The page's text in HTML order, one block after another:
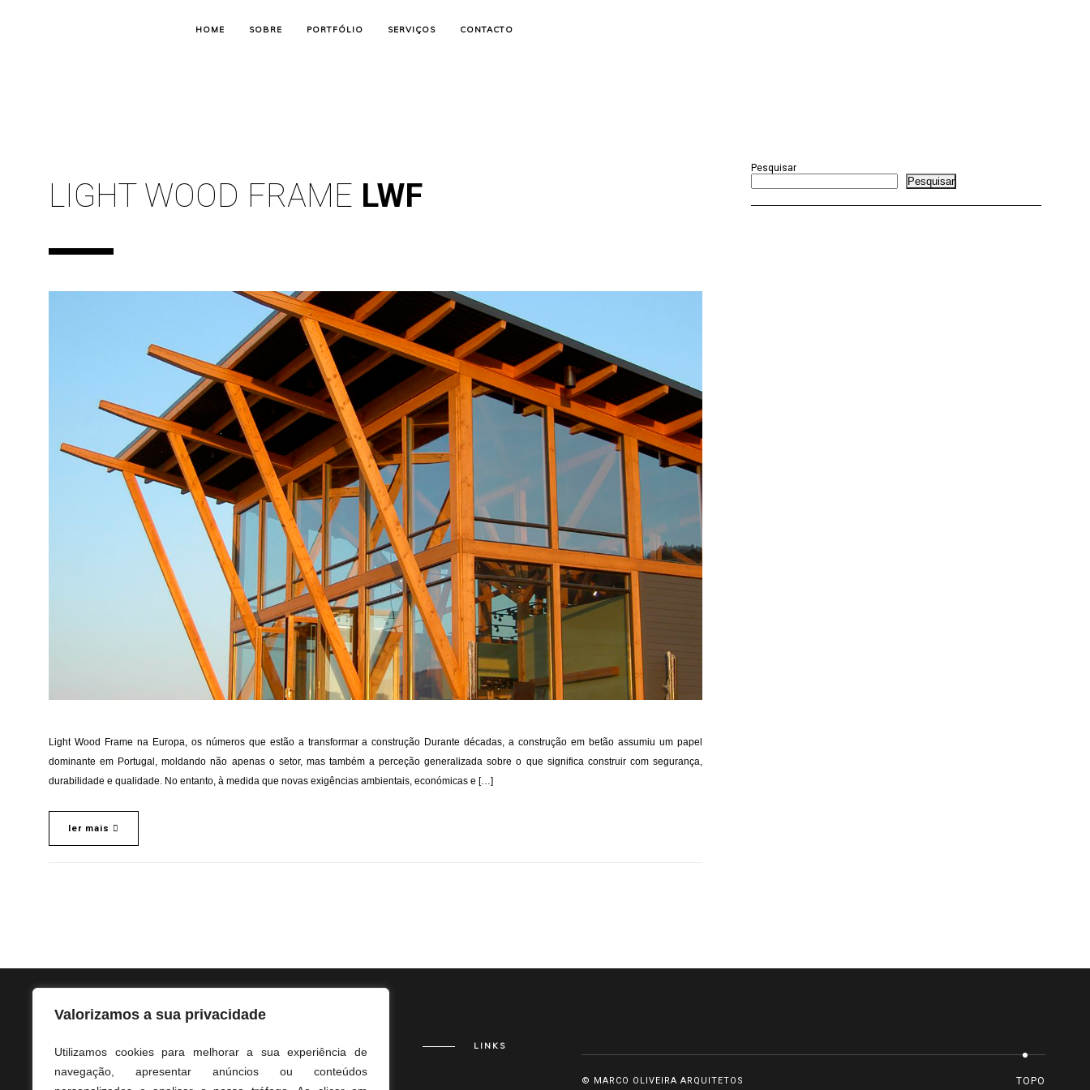
Valorizamos a sua privacidade
Utilizamos cookies para melhorar a sua experiência de
navegação, apresentar anúncios ou conteúdos
HOME SOBRE PORTFÓLIO SERVIÇOS CONTACTO
LIGHT WOOD FRAME LWF
Light Wood Frame na Europa, os números que estão a transformar a construção Durante décadas, a construção em betão assumiu um papel
dominante em Portugal, moldando não apenas o setor, mas também a perceção generalizada sobre o que significa construir com segurança,
durabilidade e qualidade. No entanto, à medida que novas exigências ambientais, económicas e […]
ler mais
Pesquisar
Pesquisar
CONTATOS MORADA LINKS
© MARCO OLIVEIRA ARQUITETOS TOPO